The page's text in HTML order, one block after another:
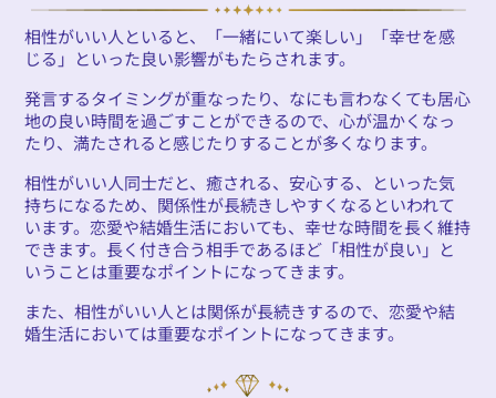
相性がいい人といると、「一緒にいて楽しい」「幸せを感
じる」といった良い影響がもたらされます。
発言するタイミングが重なったり、なにも言わなくても居心
地の良い時間を過ごすことができるので、心が温かくなっ
たり、満たされると感じたりすることが多くなります。
相性がいい人同士だと、癒される、安心する、といった気
持ちになるため、関係性が長続きしやすくなるといわれて
います。恋愛や結婚生活においても、幸せな時間を長く維持
できます。長く付き合う相手であるほど「相性が良い」と
いうことは重要なポイントになってきます。
また、相性がいい人とは関係が長続きするので、恋愛や結
婚生活においては重要なポイントになってきます。